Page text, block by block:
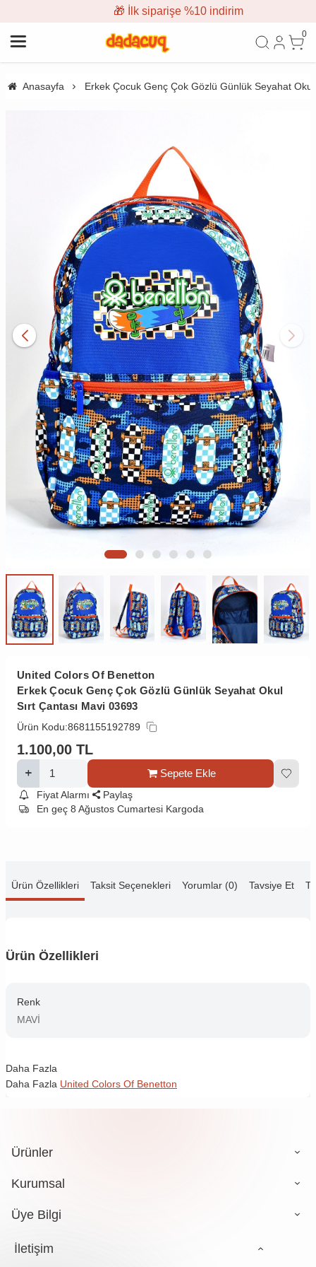
🎁 İlk siparişe %10 indirim
0
Anasayfa Erkek Çocuk Genç Çok Gözlü Günlük Seyahat Okul
United Colors Of Benetton
Erkek Çocuk Genç Çok Gözlü Günlük Seyahat Okul
Sırt Çantası Mavi 03693
Ürün Kodu:8681155192789
1.100,00 TL
Sepete Ekle
Fiyat Alarmı
Paylaş
En geç 8 Ağustos Cumartesi Kargoda
Ürün Özellikleri Taksit Seçenekleri Yorumlar (0) Tavsiye Et
Ürün Özellikleri
Renk
MAVİ
Daha Fazla
Daha Fazla United Colors Of Benetton
Ürünler
Kurumsal
Üye Bilgi
İletişim